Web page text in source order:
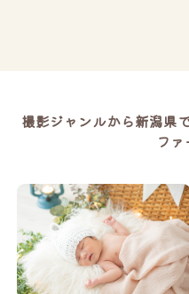
撮影ジャンルから新潟県
フ